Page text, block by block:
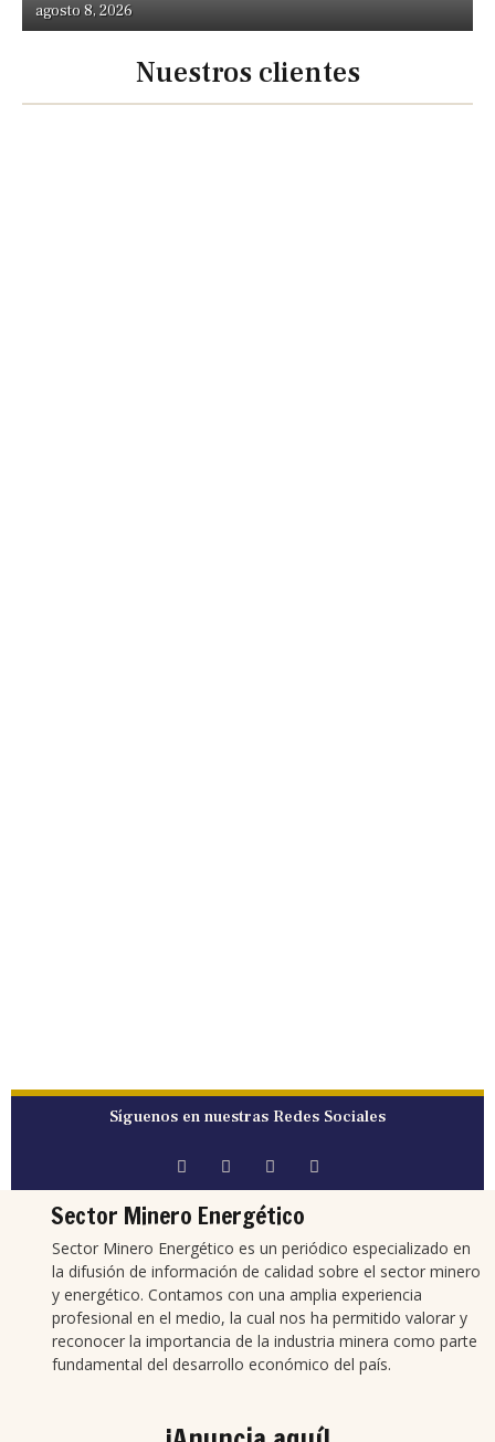
agosto 8, 2026
Nuestros clientes
Síguenos en nuestras Redes Sociales
Sector Minero Energético
Sector Minero Energético es un periódico especializado en
la difusión de información de calidad sobre el sector minero
y energético. Contamos con una amplia experiencia
profesional en el medio, la cual nos ha permitido valorar y
reconocer la importancia de la industria minera como parte
fundamental del desarrollo económico del país.